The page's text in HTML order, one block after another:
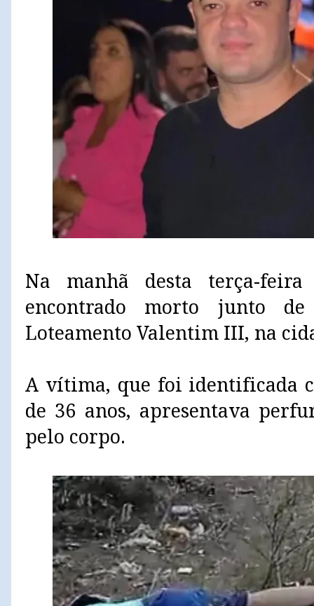
Na manhã desta terça-
encontrado morto junto
Loteamento Valentim III, na
A vítima, que foi identificada
de 36 anos, apresentava
pelo corpo.